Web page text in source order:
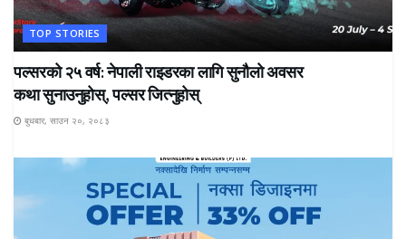
TOP STORIES
पल्सरको २५ वर्ष: नेपाली राइडरका लागि सुनौलो अवसर
कथा सुनाउनुहोस्, पल्सर जित्नुहोस्
बुधबार, साउन २०, २०८३